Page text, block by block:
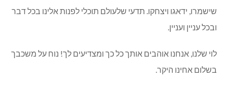
שישמרו, ידאגו ויצחקו. תדעי שלעולם תוכלי לפנות אלינו בכל דבר
ובכל עניין ועניין.
לוי שלנו, אנחנו אוהבים אותך כל כך ומצדיעים לך! נוח על משכבך
בשלום אחינו היקר.